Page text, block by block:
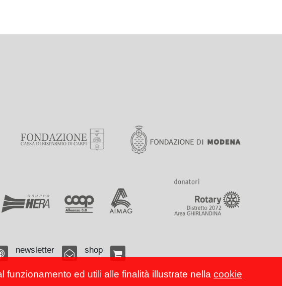
newsletter shop
ed utili alle finalità illustrate nella cookie